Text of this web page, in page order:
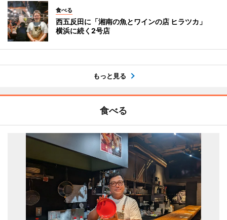
食べる
西五反田に「湘南の魚とワインの店 ヒラツカ」
横浜に続く2号店
もっと見る
食べる